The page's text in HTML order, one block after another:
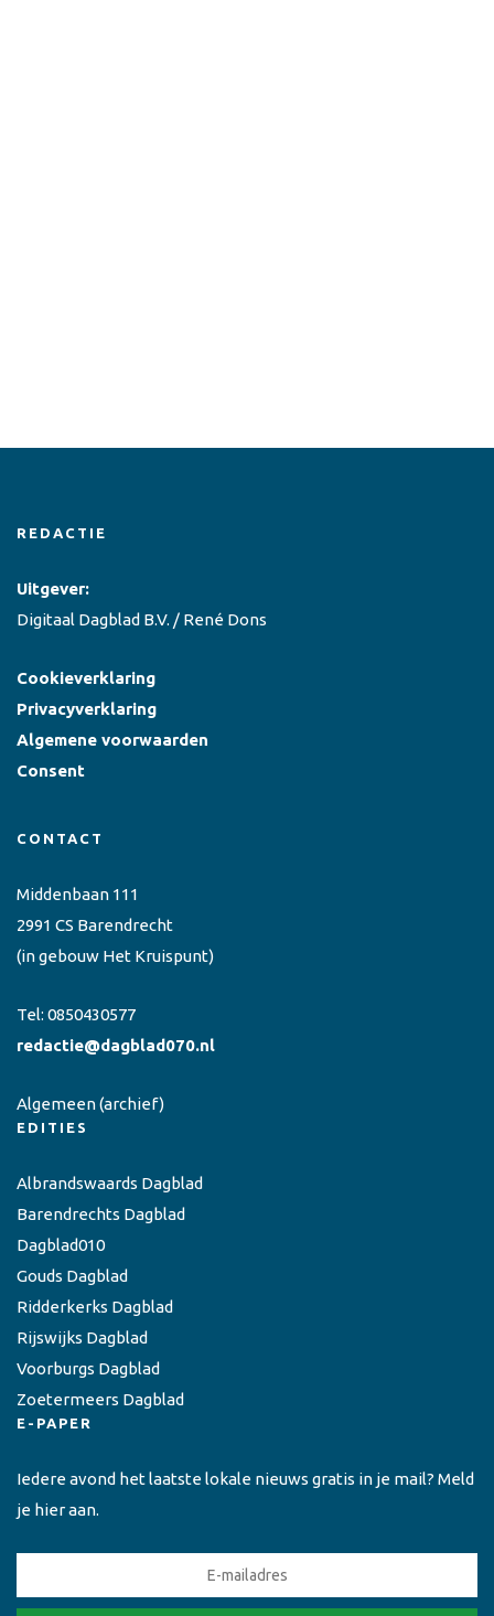
REDACTIE
Uitgever:
Digitaal Dagblad B.V. / René Dons
Cookieverklaring
Privacyverklaring
Algemene voorwaarden
Consent
CONTACT
Middenbaan 111
2991 CS Barendrecht
(in gebouw Het Kruispunt)
Tel: 0850430577
redactie@dagblad070.nl
Algemeen(archief)
EDITIES
Albrandswaards Dagblad
Barendrechts Dagblad
Dagblad010
Gouds Dagblad
Ridderkerks Dagblad
Rijswijks Dagblad
Voorburgs Dagblad
Zoetermeers Dagblad
E-PAPER
Iedere avond het laatste lokale nieuws gratis in je mail? Meld
je hier aan.